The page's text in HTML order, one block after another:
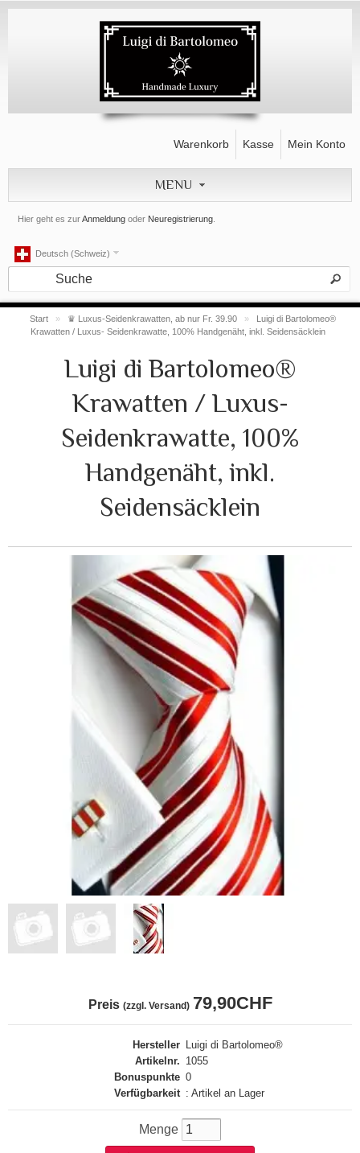
Hier geht es zurAnmeldung oder Neuregistrierung
Warenkorb Kasse Mein Konto
MENU
Deutsch (Schweiz)
Start » ♛ Luxus-Seidenkrawatten, ab nur Fr. 39.90 »
Luigi di Bartolomeo®
Krawatten / Luxus- Seidenkrawatte, 100% Handgenäht, inkl. Seidensäcklein
Luigi di Bartolomeo®
Krawatten / Luxus-
Seidenkrawatte, 100%
Handgenäht, inkl.
Seidensäcklein
Preis (zzgl. Versand) 79,90CHF
Hersteller Luigi di Bartolomeo®
Artikelnr. 1055
Bonuspunkte 0
Verfügbarkeit : Artikel an Lager
Menge